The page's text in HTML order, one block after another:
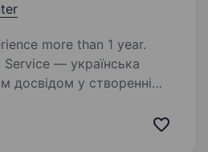
more than 1 year.
— українська
досвідом у створенні
році ми пройшли шлях від